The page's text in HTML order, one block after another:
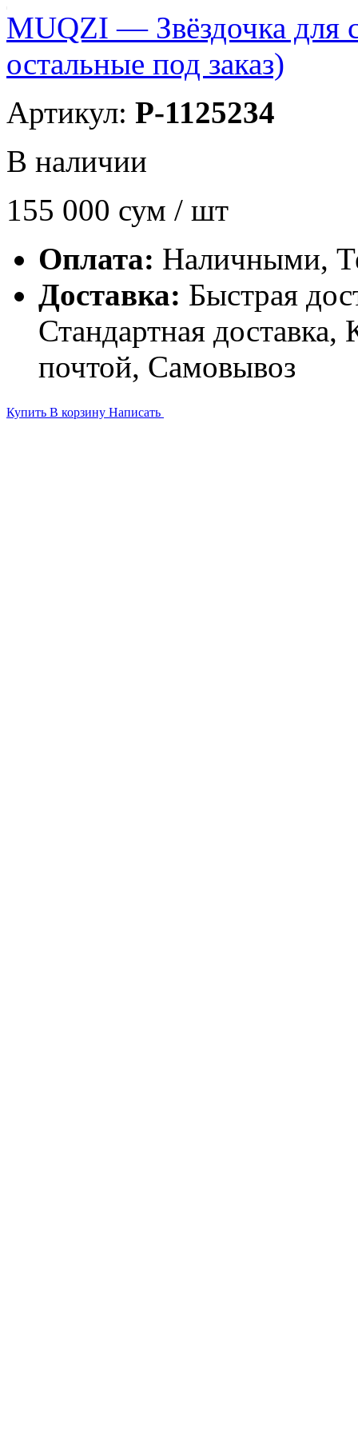
MUQZI — Звёздочка для
остальные под заказ)
Артикул: P-1125234
В наличии
155 000 сум / шт
Оплата: Наличными,
Доставка: Быстрая
Стандартная доставка,
почтой, Самовывоз
Купить В корзину Написать